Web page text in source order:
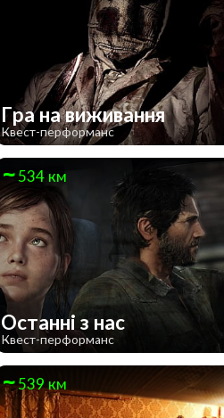
Гра на виживання
Квест-перформанс
534 км
Останні з нас
Квест-перформанс
539 км